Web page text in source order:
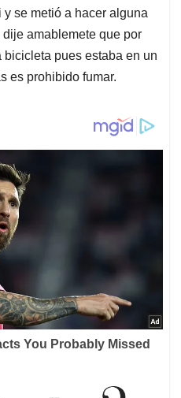
se metió a hacer alguna
amablemete que por
pues estaba en un
es prohibido fumar.